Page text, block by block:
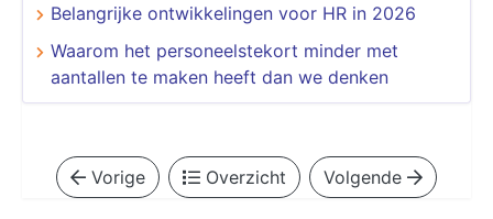
Belangrijke ontwikkelingen voor HR in 2026
Waarom het personeelstekort minder met
aantallen te maken heeft dan we denken
Vorige Overzicht Volgende